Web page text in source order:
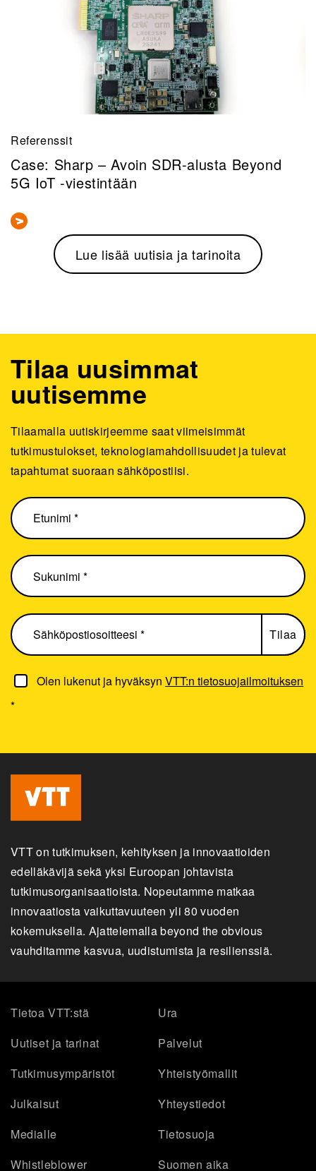
Referenssit
Case: Sharp – Avoin SDR-alusta Beyond
5G IoT -viestintään
Lue lisää uutisia ja tarinoita
Olen lukenut ja hyväksynVTT:n tietosuojailmoituksen
*
Tilaa uusimmat
uutisemme
Tilaamalla uutiskirjeemme saat viimeisimmät
tutkimustulokset, teknologiamahdollisuudet ja tulevat
tapahtumat suoraan sähköpostiisi.
VTT on tutkimuksen, kehityksen ja innovaatioiden
edelläkävijä sekä yksi Euroopan johtavista
tutkimusorganisaatioista. Nopeutamme matkaa
innovaatiosta vaikuttavuuteen yli 80 vuoden
kokemuksella. Ajattelemalla beyond the obvious
vauhditamme kasvua, uudistumista ja resilienssiä.
Tietoa VTT:stä
Ura
Uutiset ja tarinat
Palvelut
Tutkimusympäristöt
Yhteistyömallit
Julkaisut
Yhteystiedot
Medialle
Tietosuoja
Whistleblower
Suomen aika